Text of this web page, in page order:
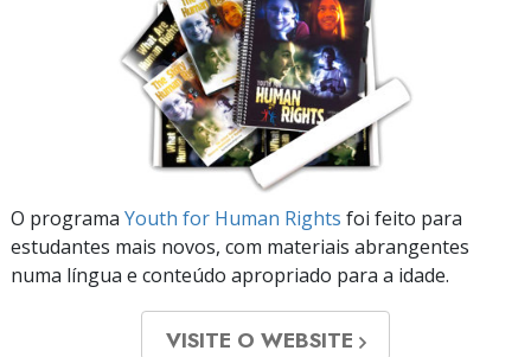
O programa Youth for Human Rights foi feito para
estudantes mais novos, com materiais abrangentes
numa língua e conteúdo apropriado para a idade.
VISITE O WEBSITE